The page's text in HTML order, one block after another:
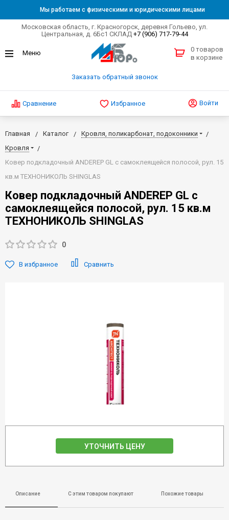
Мы работаем с физическими и юридическими лицами
Московская область, г. Красногорск, деревня Гольево, ул.
Центральная, д. 6Бс1 СКЛАД +7 (906) 717-79-44
Заказать обратный звонок
0 товаров
в корзине
Сравнение Избранное Войти
Главная Каталог
Кровля, поликарбонат, подоконники
Кровля
Ковер подкладочный ANDEREP GL с самоклеящейся полосой, рул. 15
кв.м ТЕХНОНИКОЛЬ SHINGLAS
Ковер подкладочный ANDEREP GL с
самоклеящейся полосой, рул. 15 кв.м
ТЕХНОНИКОЛЬ SHINGLAS
0
В избранное Сравнить
УТОЧНИТЬ ЦЕНУ
Описание С этим товаром покупают Похожие товары